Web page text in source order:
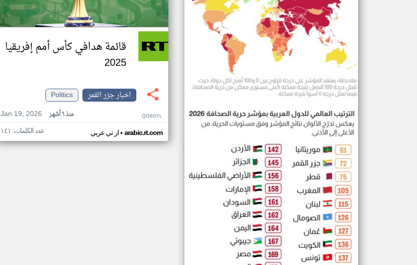
قائمة هدافي كأس أمم إفريقيا
2025
اخبار جزر القمر
Politics
Jan 19, 2026
منذ ٦ أشهر QG60YL
ار تي عربي• arabic.rt.com عدد الكلمات: ١٤١